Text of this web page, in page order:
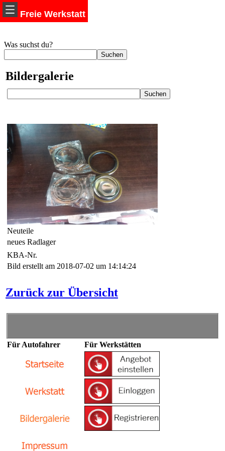
Freie Werkstatt
Was suchst du?
Bildergalerie
Neuteile
neues Radlager
KBA-Nr.
Bild erstellt am 2018-07-02 um 14:14:24
Zurück zur Übersicht
Für Autofahrer Für Werkstätten